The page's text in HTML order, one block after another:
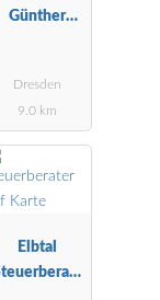
Günther
Dresden
9.0 km
Elbtal